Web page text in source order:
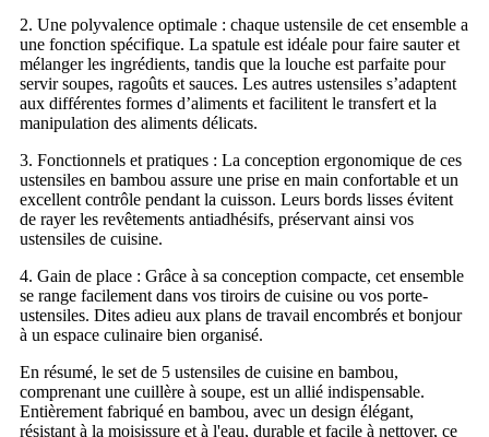
2. Une polyvalence optimale : chaque ustensile de cet ensemble a
une fonction spécifique. La spatule est idéale pour faire sauter et
mélanger les ingrédients, tandis que la louche est parfaite pour
servir soupes, ragoûts et sauces. Les autres ustensiles s’adaptent
aux différentes formes d’aliments et facilitent le transfert et la
manipulation des aliments délicats.
3. Fonctionnels et pratiques : La conception ergonomique de ces
ustensiles en bambou assure une prise en main confortable et un
excellent contrôle pendant la cuisson. Leurs bords lisses évitent
de rayer les revêtements antiadhésifs, préservant ainsi vos
ustensiles de cuisine.
4. Gain de place : Grâce à sa conception compacte, cet ensemble
se range facilement dans vos tiroirs de cuisine ou vos porte-
ustensiles. Dites adieu aux plans de travail encombrés et bonjour
à un espace culinaire bien organisé.
En résumé, le set de 5 ustensiles de cuisine en bambou,
comprenant une cuillère à soupe, est un allié indispensable.
Entièrement fabriqué en bambou, avec un design élégant,
résistant à la moisissure et à l'eau, durable et facile à nettoyer, ce